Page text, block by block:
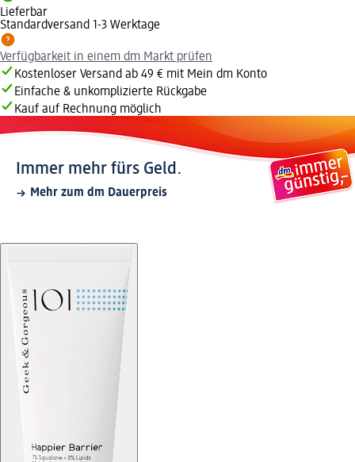
Lieferbar
Standardversand 1-3 Werktage
Verfügbarkeit in einem dm Markt prüfen
Kostenloser Versand ab 49 € mit Mein dm Konto
Einfache & unkomplizierte Rückgabe
Kauf auf Rechnung möglich
Immer mehr fürs Geld.
Mehr zum dm Dauerpreis